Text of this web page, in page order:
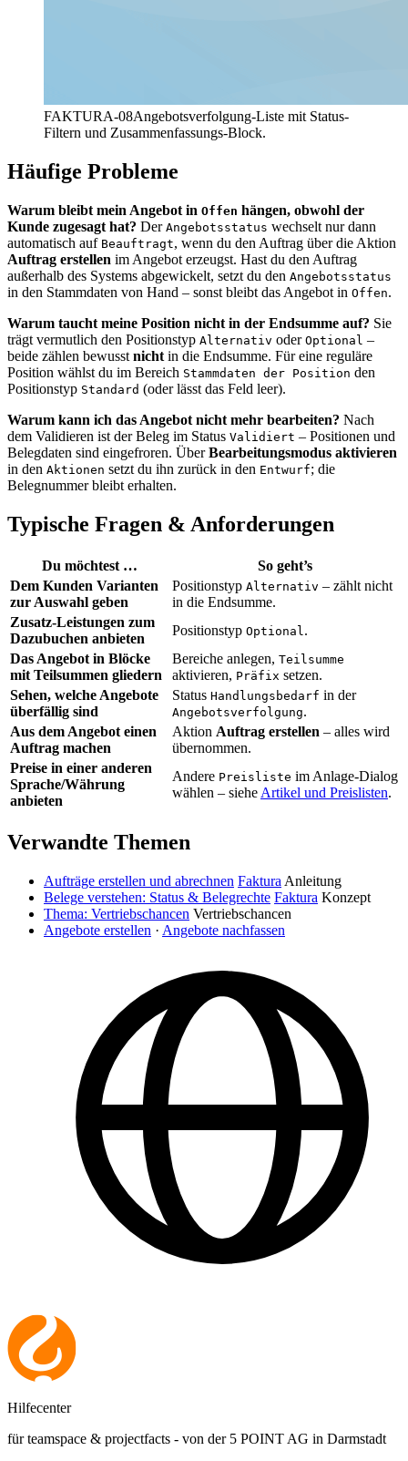
FAKTURA-08Angebotsverfolgung-Liste mit Status-
Filtern und Zusammenfassungs-Block.
Häufige Probleme
Warum bleibt mein Angebot in Offen hängen, obwohl der
Kunde zugesagt hat? Der Angebotsstatus wechselt nur dann
automatisch auf Beauftragt, wenn du den Auftrag über die Aktion
Auftrag erstellen im Angebot erzeugst. Hast du den Auftrag
außerhalb des Systems abgewickelt, setzt du den Angebotsstatus
in den Stammdaten von Hand – sonst bleibt das Angebot in Offen.
Warum taucht meine Position nicht in der Endsumme auf? Sie
trägt vermutlich den Positionstyp Alternativ oder Optional –
beide zählen bewusst nicht in die Endsumme. Für eine reguläre
Position wählst du im Bereich Stammdaten der Position den
Positionstyp Standard (oder lässt das Feld leer).
Warum kann ich das Angebot nicht mehr bearbeiten? Nach
dem Validieren ist der Beleg im Status Validiert – Positionen und
Belegdaten sind eingefroren. ÜberBearbeitungsmodus aktivieren
in den Aktionen setzt du ihn zurück in den Entwurf; die
Belegnummer bleibt erhalten.
Typische Fragen & Anforderungen
Du möchtest …
So geht’s
Dem Kunden Varianten
zur Auswahl geben
Positionstyp Alternativ – zählt nicht
in die Endsumme.
Zusatz-Leistungen zum
Dazubuchen anbieten
Positionstyp Optional.
Das Angebot in Blöcke
mit Teilsummen gliedern
Bereiche anlegen, Teilsumme
aktivieren, Präfix setzen.
Sehen, welche Angebote
überfällig sind
Status Handlungsbedarf in der
Angebotsverfolgung.
Aus dem Angebot einen
Auftrag machen
Aktion Auftrag erstellen – alles wird
übernommen.
Preise in einer anderen
Sprache/Währung
anbieten
Andere Preisliste im Anlage-Dialog
wählen – siehe Artikel und Preislisten.
Verwandte Themen
Aufträge erstellen und abrechnen Faktura Anleitung
Belege verstehen: Status & Belegrechte Faktura Konzept
Thema: Vertriebschancen Vertriebschancen
Angebote erstellen · Angebote nachfassen
Hilfecenter
für teamspace & projectfacts - von der 5 POINT AG in Darmstadt